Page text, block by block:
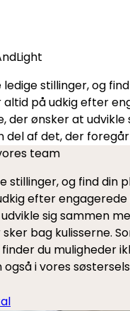
stillinger, og
altid på udkig efter
der ønsker at udvikle
af det, der foregår
team
stillinger, og find din
efter
sig sammen
bag kulisserne.
du muligheder
også i vores